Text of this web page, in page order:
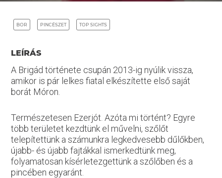
BOR PINCÉSZET TOP SIGHTS
LEÍRÁS
A Brigád története csupán 2013-ig nyúlik vissza,
amikor is pár lelkes fiatal elkészítette első saját
borát Móron.
Természetesen Ezerjót. Azóta mi történt? Egyre
több területet kezdtünk el művelni, szőlőt
telepítettünk a számunkra legkedvesebb dűlőkben,
újabb- és újabb fajtákkal ismerkedtünk meg,
folyamatosan kísérletezgettünk a szőlőben és a
pincében egyaránt.